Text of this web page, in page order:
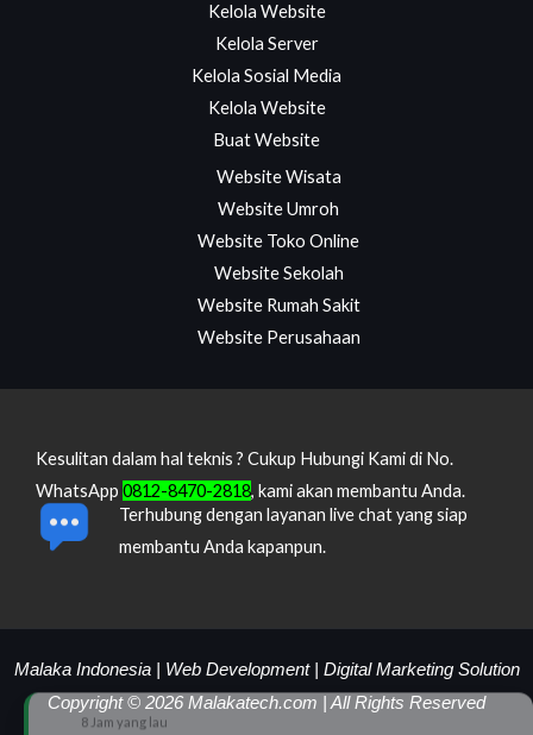
Kelola Website
Kelola Server
Kelola Sosial Media
Kelola Website
Buat Website
Website Wisata
Website Umroh
Website Toko Online
Website Sekolah
Website Rumah Sakit
Website Perusahaan
Kesulitan dalam hal teknis ? Cukup Hubungi Kami di No.
WhatsApp 0812-8470-2818, kami akan membantu Anda.
Terhubung dengan layanan live chat yang siap
membantu Anda kapanpun.
Malaka Indonesia | Web Development | Digital Marketing Solution
Copyright © 2026 Malakatech.com | All Rights Reserved